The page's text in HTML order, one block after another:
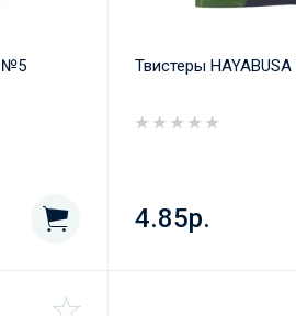
№5 Твистеры
4.85р.